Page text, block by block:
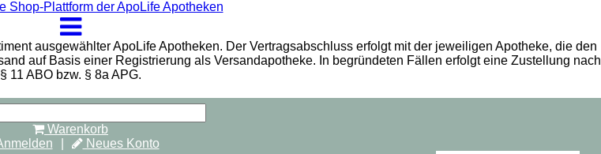
Shop-Plattform der ApoLife Apotheken
ausgewählter ApoLife Apotheken. Der Vertragsabschluss erfolgt mit der jeweiligen Apotheke, die den
auf Basis einer Registrierung als Versandapotheke. In begründeten Fällen erfolgt eine Zustellung nach
§ 11 ABO bzw. § 8a APG.
Warenkorb
Neues Konto